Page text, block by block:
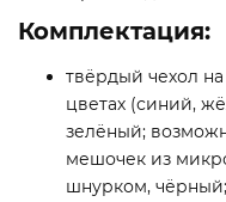
Комплектация:
твёрдый чехол
цветах (синий,
зелёный;
мешочек из
шнурком, чёрный;